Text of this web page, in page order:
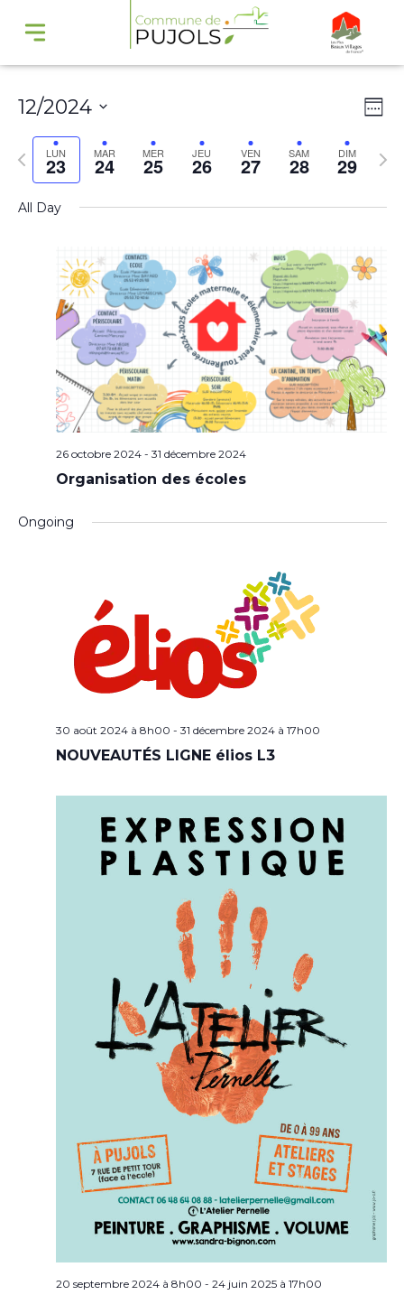
12/2024
Select
date.
LUN
23 MAR
24 MER
25 JEU
26 VEN
27 SAM
28 DIM
29
Previous
week
All Day
26 octobre 2024- 31 décembre 2024
Organisation des écoles
Ongoing
30 août 2024 à 8h00 - 31 décembre 2024 à 17h00
NOUVEAUTÉS LIGNE élios L3
20 septembre 2024 à 8h00 - 24 juin 2025 à 17h00